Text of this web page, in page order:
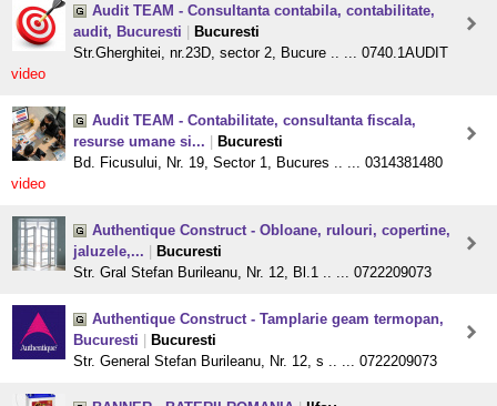
Audit TEAM - Consultanta contabila, contabilitate,
audit, Bucuresti
Bucuresti
Str.Gherghitei, nr.23D, sector 2, Bucure .. ... 0740.1AUDIT
video
Audit TEAM - Contabilitate, consultanta fiscala,
resurse umane si...
Bucuresti
Bd. Ficusului, Nr. 19, Sector 1, Bucures .. ... 0314381480
video
Authentique Construct - Obloane, rulouri, copertine,
jaluzele,...
Bucuresti
Str. Gral Stefan Burileanu, Nr. 12, Bl.1 .. ... 0722209073
Authentique Construct - Tamplarie geam termopan,
Bucuresti
Bucuresti
Str. General Stefan Burileanu, Nr. 12, s .. ... 0722209073